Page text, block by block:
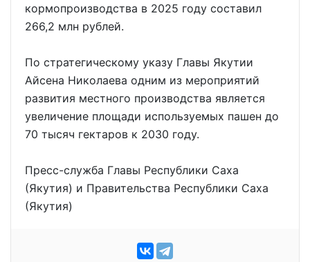
кормопроизводства в 2025 году составил
266,2 млн рублей.
По стратегическому указу Главы Якутии
Айсена Николаева одним из мероприятий
развития местного производства является
увеличение площади используемых пашен до
70 тысяч гектаров к 2030 году.
Пресс-служба Главы Республики Саха
(Якутия) и Правительства Республики Саха
(Якутия)